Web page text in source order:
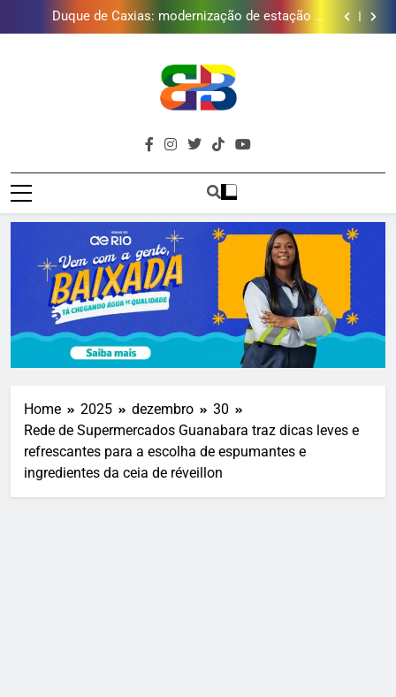
tratamento reforça abastecimento de água
Guanabara tem diversas opções de vinhos para
presentear o seu pai. Descubra como escolher o que
Gastro Samba reúne Nosso Sentimento e Gustavo
Golfe e fortalece projeto que atende 140 crianças
Duque de Caxias: modernização de estação de
tratamento reforça abastecimento de água
Guanabara tem diversas opções de vinhos para
presentear o seu pai. Descubra como escolher o que
mais combina com ele
Gastro Samba reúne Nosso Sentimento e Gustavo
Lins em Nova Iguaçu neste fim de semana
Brava
Baixada
Baixada Fluminense Em Destaque!
Home 2025 dezembro
30
Rede de Supermercados Guanabara traz dicas leves e
refrescantes para a escolha de espumantes e
ingredientes da ceia de réveillon